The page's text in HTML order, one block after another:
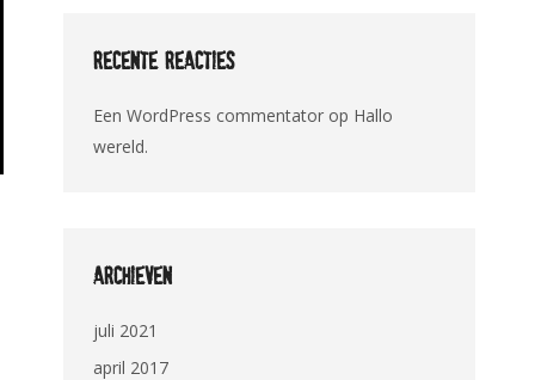
Recente reacties
Een WordPress commentator op Hallo
wereld.
Archieven
juli 2021
april 2017